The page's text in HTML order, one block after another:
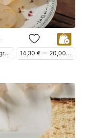
Foies Gras, Foie gras mi-cuit, Bloc de foie gras, Foie Gras de Canard 14,30 € – 20,00 €